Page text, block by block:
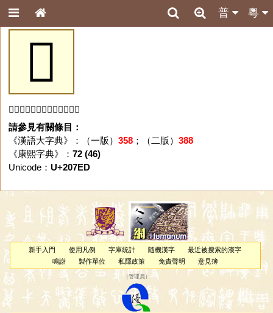
粵
普
𠟭
「𠟭」字未收錄於本資料庫。
請參見有關條目：
《漢語大字典》：（一版） 358；（二版） 388
《康熙字典》： 72 (46)
Unicode： U+207ED
新手入門 使用凡例 字庫統計 隨機漢字
最近被搜索的漢字
鳴謝
製作單位 私隱政策 免責聲明 意見簿
（管理員 ）